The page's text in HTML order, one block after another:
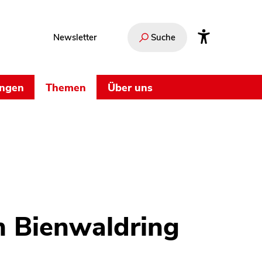
Newsletter Suche
Themen Über uns
Bienwaldring